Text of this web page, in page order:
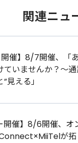
関連ニュ
開催】8/7開催、「
ていませんか？〜
見える」
開催】8/6開催、
が拓